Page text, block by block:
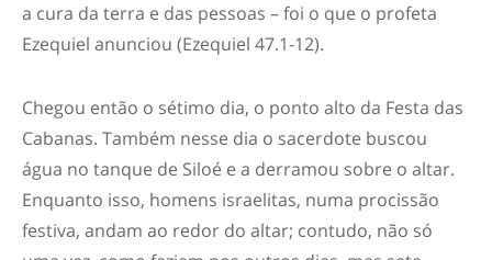
a cura da terra e das pessoas – foi o que o profeta
Ezequiel anunciou (Ezequiel 47.1-12).
Chegou então o sétimo dia, o ponto alto da Festa das
Cabanas. Também nesse dia o sacerdote buscou
água no tanque de Siloé e a derramou sobre o altar.
Enquanto isso, homens israelitas, numa procissão
festiva, andam ao redor do altar; contudo, não só